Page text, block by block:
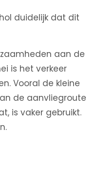
duidelijk dat dit
aan de
is het verkeer
Vooral de kleine
de aanvliegroute
is vaker gebruikt.